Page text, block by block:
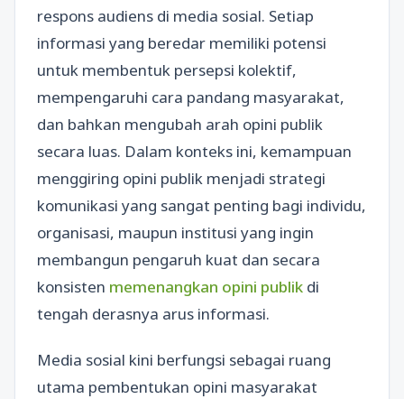
respons audiens di media sosial. Setiap
informasi yang beredar memiliki potensi
untuk membentuk persepsi kolektif,
mempengaruhi cara pandang masyarakat,
dan bahkan mengubah arah opini publik
secara luas. Dalam konteks ini, kemampuan
menggiring opini publik menjadi strategi
komunikasi yang sangat penting bagi individu,
organisasi, maupun institusi yang ingin
membangun pengaruh kuat dan secara
konsisten memenangkan opini publik di
tengah derasnya arus informasi.
Media sosial kini berfungsi sebagai ruang
utama pembentukan opini masyarakat